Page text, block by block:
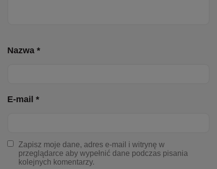
Nazwa *
E-mail *
Zapisz moje dane, adres e-mail i witrynę w
przeglądarce aby wypełnić dane podczas pisania
kolejnych komentarzy.